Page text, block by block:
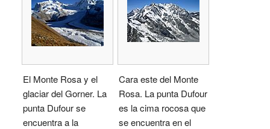
El Monte Rosa y el
glaciar del Gorner. La
punta Dufour se
encuentra a la
Cara este del Monte
Rosa. La punta Dufour
es la cima rocosa que
se encuentra en el